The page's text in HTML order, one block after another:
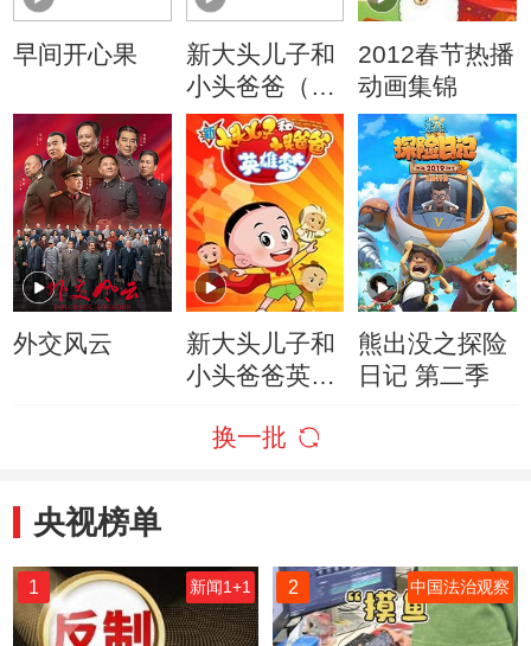
早间开心果
新大头儿子和
小头爸爸（动
画真人情景
剧）
2012春节热播
动画集锦
外交风云
新大头儿子和
小头爸爸英雄
熊出没之探险
日记 第二季
换一批
央视榜单
1 新闻1+1 2 中国法治观察